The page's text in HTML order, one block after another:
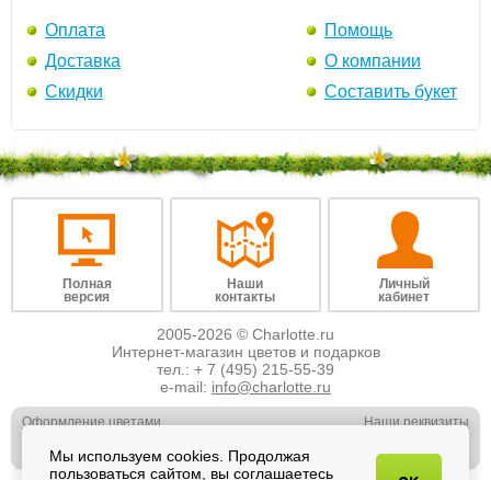
Оплата
Доставка
Скидки
Помощь
О компании
Составить букет
Полная
версия
Наши
контакты
Личный
кабинет
2005-2026 © Charlotte.ru
Интернет-магазин цветов и подарков
тел.: + 7 (495) 215-55-39
e-mail: info@charlotte.ru
Оформление цветами
Свадебная флористика
Наши реквизиты
Отзывы о нас
Мы используем cookies. Продолжая
пользоваться сайтом, вы соглашаетесь